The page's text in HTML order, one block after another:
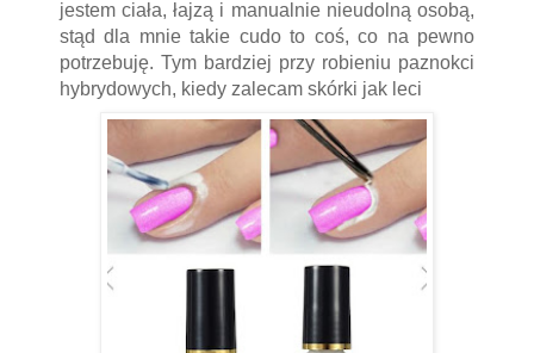
jestem ciała, łajzą i manualnie nieudolną osobą,
stąd dla mnie takie cudo to coś, co na pewno
potrzebuję. Tym bardziej przy robieniu paznokci
hybrydowych, kiedy zalecam skórki jak leci